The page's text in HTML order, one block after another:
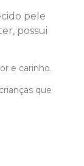
pele
possui
e carinho.
que